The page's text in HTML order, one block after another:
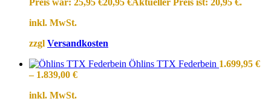
Preis war: 25,95 €20,95 €Aktueller Preis ist: 20,95 €.
inkl. MwSt.
zzgl Versandkosten
Öhlins TTX Federbein 1.699,95 €
– 1.839,00 €
inkl. MwSt.